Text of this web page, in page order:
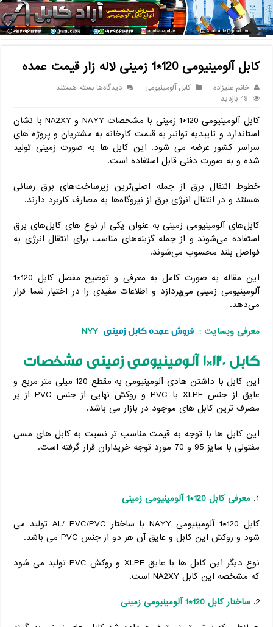
خانه / کابل / کابل آلومینیومی /
کابل آلومینیومی 120*1 زمینی لاله زار
قیمت عمده
کابل آلومینیومی 120*1 زمینی لاله زار قیمت عمده
خانم علیزاده کابل آلومینیومی دیدگاه‌هابرای
120*1
زمینی
زار
بسته هستند
49 بازدید
کابل آلومینیومی 120*1 زمینی با مشخصات NAYY و NA2XY با نشان
استاندارد و تاییدیه توانیر به قیمت کارخانه به مشتریان و پروژه های
سراسر کشور عرضه می شود. این کابل ها به صورت زمینی تولید
شده و به صورت دفنی قابل استفاده است.
خطوط انتقال برق از جمله اصلی‌ترین زیرساخت‌های برق رسانی
هستند و در انتقال انرژی برق از نیروگاه‌ها به مصارف کاربرد دارند.
کابل‌های آلومینیومی زمینی به عنوان یکی از نوع‌ های کابل‌های برق
استفاده می‌شوند و از جمله گزینه‌های مناسب برای انتقال انرژی به
فواصل بلند محسوب می‌شوند.
این مقاله به صورت کامل به معرفی و توضیح مفصل کابل 120*1
آلومینیومی زمینی می‌پردازد و اطلاعات مفیدی را در اختیار شما قرار
می‌دهد.
معرفی وبسایت : فروش عمده کابل زمینی NYY
کابل 120*1 آلومینیومی زمینی مشخصات
این کابل با داشتن هادی آلومینیومی به مقطع 120 میلی متر مربع و
عایق از جنس XLPE یا PVC و روکش نهایی از جنس PVC از پر
مصرف ترین کابل های موجود در بازار می باشد.
این کابل ها با توجه به قیمت مناسب تر نسبت به کابل های مسی
مفتولی با سایز 95 و 70 مورد توجه خریداران قرار گرفته است.
معرفی کابل 120*1 آلومینیومی زمینی
کابل 120*1 آلومینیومی NAYY با ساختار AL/ PVC/PVC تولید می
شود و روکش این کابل و عایق آن هر دو از جنس PVC می باشد.
نوع دیگر این کابل ها با عایق XLPE و روکش PVC تولید می شود
که مشخصه این کابل NA2XY است.
ساختار کابل 120*1 آلومینیومی زمینی